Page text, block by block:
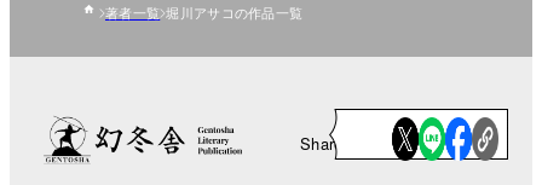
著者一覧 堀川アサコの作品一覧
Share